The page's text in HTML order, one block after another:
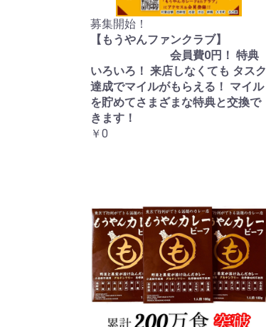
募集開始！
【もうやんファンクラブ】
会員費0円！ 特典
いろいろ！ 来店しなくても タスク
達成でマイルがもらえる！ マイル
を貯めてさまざまな特典と交換で
きます！
￥0